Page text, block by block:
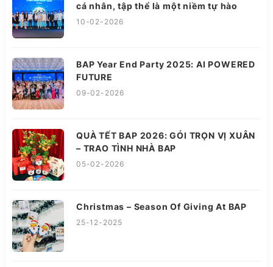
cá nhân, tập thể là một niềm tự hào
10-02-2026
BAP Year End Party 2025: AI POWERED
FUTURE
09-02-2026
QUÀ TẾT BAP 2026: GÓI TRỌN VỊ XUÂN
– TRAO TÌNH NHÀ BAP
05-02-2026
Christmas – Season Of Giving At BAP
25-12-2025